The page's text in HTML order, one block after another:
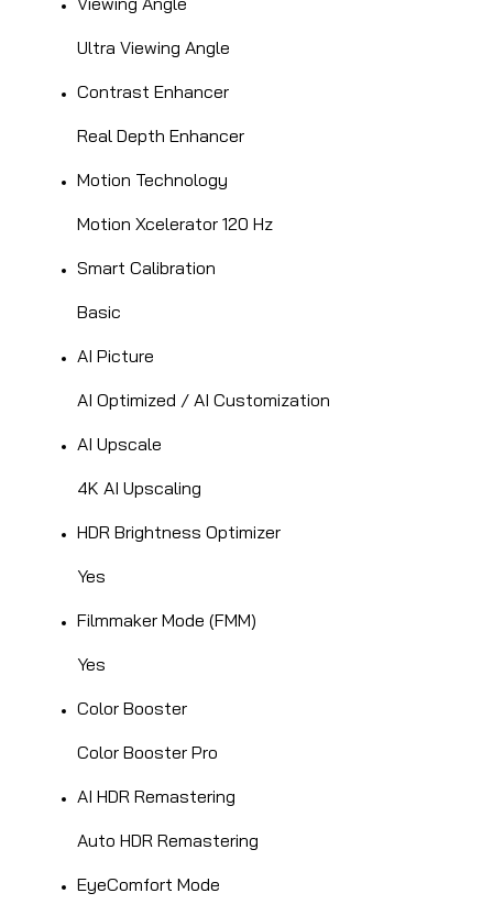
Ultra Viewing Angle
Contrast Enhancer
Real Depth Enhancer
Motion Technology
Motion Xcelerator 120 Hz
Smart Calibration
Basic
AI Picture
AI Optimized / AI Customization
AI Upscale
4K AI Upscaling
HDR Brightness Optimizer
Yes
Filmmaker Mode (FMM)
Yes
Color Booster
Color Booster Pro
AI HDR Remastering
Auto HDR Remastering
EyeComfort Mode